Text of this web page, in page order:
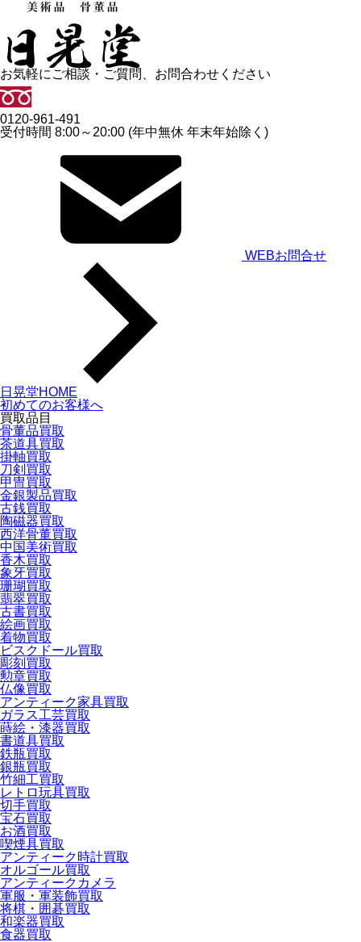
お気軽にご相談・ご質問、お問合わせください
0120-961-491
受付時間 8:00～20:00 (年中無休 年末年始除く)
WEBお問合せ
日晃堂HOME
初めてのお客様へ
買取品目
骨董品買取
茶道具買取
掛軸買取
刀剣買取
甲冑買取
金銀製品買取
古銭買取
陶磁器買取
西洋骨董買取
中国美術買取
香木買取
象牙買取
珊瑚買取
翡翠買取
古書買取
絵画買取
着物買取
ビスクドール買取
彫刻買取
勲章買取
仏像買取
アンティーク家具買取
ガラス工芸買取
蒔絵・漆器買取
書道具買取
鉄瓶買取
銀瓶買取
竹細工買取
レトロ玩具買取
切手買取
宝石買取
お酒買取
喫煙具買取
アンティーク時計買取
オルゴール買取
アンティークカメラ
軍服・軍装飾買取
将棋・囲碁買取
和楽器買取
食器買取